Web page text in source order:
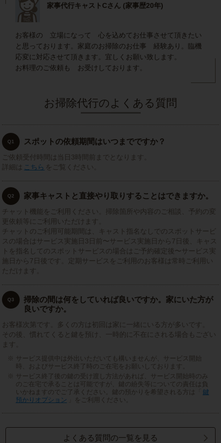
家事代行キャストCさん (家事歴20年)
お客様の 立場になって 心を込めてお仕事させて頂きたい
と思っております。家庭のお掃除のお仕事 経験あり。臨機
応変に対応させて頂きます。宜しくお願い致します。
お料理のご依頼も お受けしております。
お掃除代行のよくある質問
Q1 スポットの依頼期間はいつまでですか？
ご依頼受付時間は当日3時間前までとなります。
詳細は こちら をご覧ください。
Q2 家事キャストと直接やり取りすることはできますか。
チャット機能をご利用ください。掃除箇所や内容のご相談、予約の変
更依頼等にご利用いただけます。
チャットのご利用可能期間は、キャスト指名なしでのスポットサービ
スの場合はサービス実施日3日前〜サービス実施日から7日後、キャス
トを指名してのスポットサービスの場合はご予約確定後〜サービス実
施日から7日後です。定期サービスをご利用のお客様は常時ご利用い
ただけます。
Q3
掃除の間は何をしていれば良いですか。家にいた方が
良いですか。
お客様次第です。多くの方は初回は家に一緒にいる方が多いです。
その後、慣れてくると鍵を預け、一時的に不在にされる場合もござい
ます。
サービス提供中は外出いただいても構いませんが、サービス開始
時、およびサービス終了時のご在宅をお願いしております。
サービス終了後の鍵の受け渡し方法があれば、サービス開始時のみ
のご在宅で承ることは可能ですが、鍵の紛失等についての責任は負
いかねますのでご了承ください。鍵の預かりを希望される方は「
鍵
預かりオプション
」をご利用ください。
よくある質問の一覧を見る